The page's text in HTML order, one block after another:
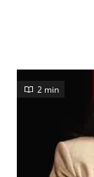
2 min